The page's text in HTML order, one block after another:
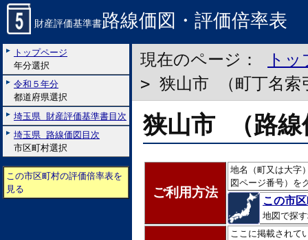
財産評価基準書路線価図・評価倍率表
トップページ
年分選択
令和５年分
都道府県選択
埼玉県 財産評価基準書目次
埼玉県 路線価図目次
市区町村選択
この市区町村の評価倍率表を
見る
現在のページ：
ト
> 狭山市 （町丁名索
狭山市 （路線
ご利用方法
地名（町又は大字
図ページ番号）を
この市
地図で探
ここに掲載されて